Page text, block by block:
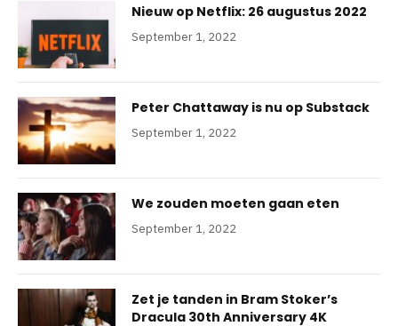
Nieuw op Netflix: 26 augustus 2022
September 1, 2022
Peter Chattaway is nu op Substack
September 1, 2022
We zouden moeten gaan eten
September 1, 2022
Zet je tanden in Bram Stoker’s
Dracula 30th Anniversary 4K